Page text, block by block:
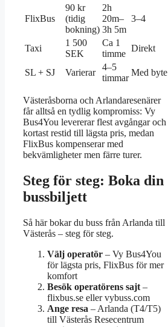
FlixBus
90 kr
(tidig
bokning)
2h
20m–
3h 5m
3–4
Taxi
1 500
SEK
Ca 1
timme
Direkt
SL + SJ Varierar
4–5
timmar
Med byte
Västeråsborna och Arlandaresenärer
får alltså en tydlig kompromiss: Vy
Bus4You levererar flest avgångar och
kortast restid till lägsta pris, medan
FlixBus kompenserar med
bekvämligheter men färre turer.
Steg för steg: Boka din
bussbiljett
Så här bokar du buss från Arlanda till
Västerås – steg för steg.
Välj operatör – Vy Bus4You
för lägsta pris, FlixBus för mer
komfort
Besök operatörens sajt –
flixbus.se eller vybuss.com
Ange resa – Arlanda (T4/T5)
till Västerås Resecentrum